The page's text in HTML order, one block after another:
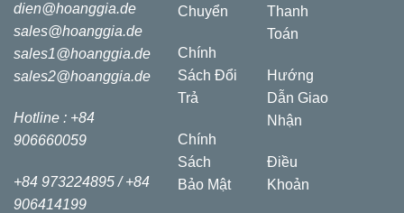
dien@hoanggia.de
sales@hoanggia.de
sales1@hoanggia.de
sales2@hoanggia.de
Hotline : +84
906660059
+84 973224895 /+84
906414199
Chuyển
Chính
Sách Đổi
Trả
Chính
Sách
Bảo Mật
Thanh
Toán
Hướng
Dẫn Giao
Nhận
Điều
Khoản